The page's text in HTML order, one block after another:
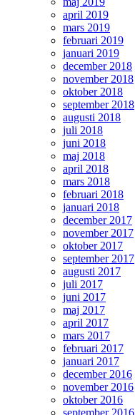
april 2019
mars 2019
februari 2019
januari 2019
december 2018
november 2018
oktober 2018
september 2018
augusti 2018
juli 2018
juni 2018
maj 2018
april 2018
mars 2018
februari 2018
januari 2018
december 2017
november 2017
oktober 2017
september 2017
augusti 2017
juli 2017
juni 2017
maj 2017
april 2017
mars 2017
februari 2017
januari 2017
december 2016
november 2016
oktober 2016
september 2016